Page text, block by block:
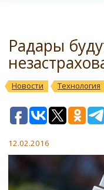
Радары
Новости Технология
12.02.2016